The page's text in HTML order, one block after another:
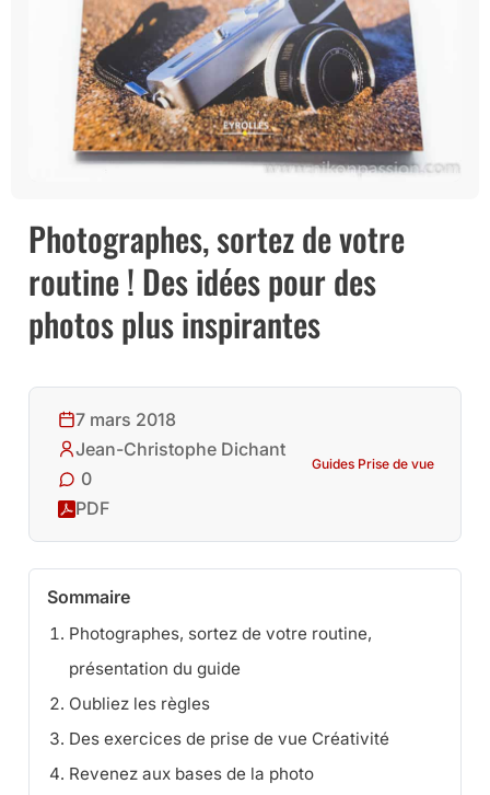
Photographes, sortez de votre
routine ! Des idées pour des
photos plus inspirantes
7 mars 2018
Jean-Christophe Dichant
0
PDF
Guides Prise de vue
Sommaire
Photographes, sortez de votre routine,
présentation du guide
Oubliez les règles
Des exercices de prise de vue Créativité
Revenez aux bases de la photo